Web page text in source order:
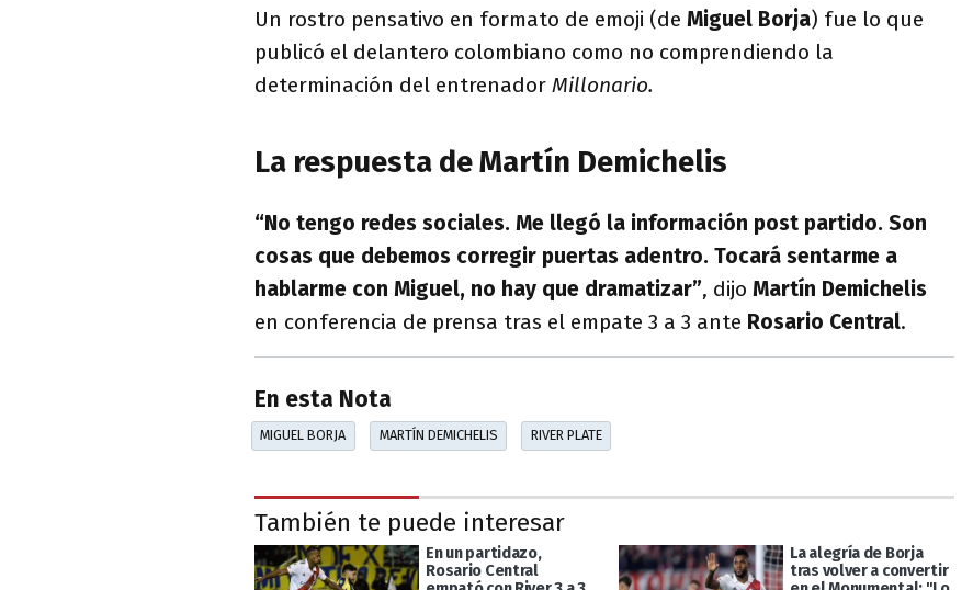
Un rostro pensativo en formato de emoji (de Miguel Borja) fue lo que
publicó el delantero colombiano como no comprendiendo la
determinación del entrenador Millonario.
La respuesta de Martín Demichelis
“No tengo redes sociales. Me llegó la información post partido. Son
cosas que debemos corregir puertas adentro. Tocará sentarme a
hablarme con Miguel, no hay que dramatizar”, dijo Martín Demichelis
en conferencia de prensa tras el empate 3 a 3 ante Rosario Central.
En esta Nota
MIGUEL BORJA MARTÍN DEMICHELIS RIVER PLATE
También te puede interesar
En un partidazo,
Rosario Central
La alegría de Borja
tras volver a convertir